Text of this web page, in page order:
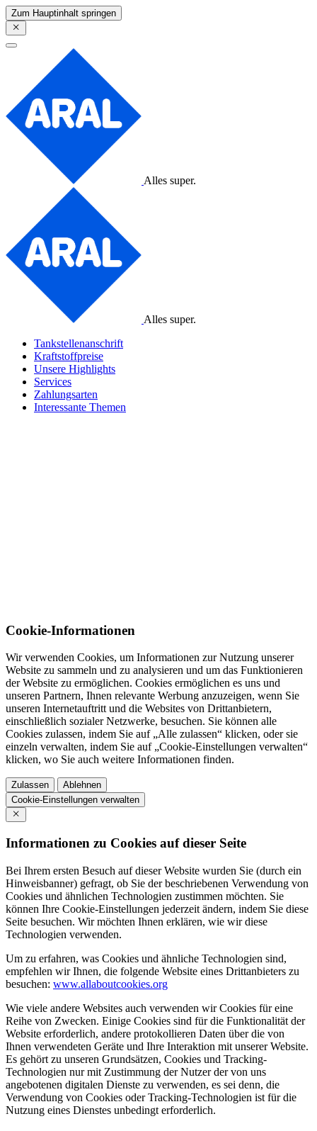
Zum Hauptinhalt springen
Alles super.
Alles super.
Tankstellenanschrift
Kraftstoffpreise
Unsere Highlights
Services
Zahlungsarten
Interessante Themen
Cookie-Informationen
Wir verwenden Cookies, um Informationen zur Nutzung unserer
Website zu sammeln und zu analysieren und um das Funktionieren
der Website zu ermöglichen. Cookies ermöglichen es uns und
unseren Partnern, Ihnen relevante Werbung anzuzeigen, wenn Sie
unseren Internetauftritt und die Websites von Drittanbietern,
einschließlich sozialer Netzwerke, besuchen. Sie können alle
Cookies zulassen, indem Sie auf „Alle zulassen“ klicken, oder sie
einzeln verwalten, indem Sie auf „Cookie-Einstellungen verwalten“
klicken, wo Sie auch weitere Informationen finden.
Zulassen
Ablehnen
Cookie-Einstellungen verwalten
Informationen zu Cookies auf dieser Seite
Bei Ihrem ersten Besuch auf dieser Website wurden Sie (durch ein
Hinweisbanner) gefragt, ob Sie der beschriebenen Verwendung von
Cookies und ähnlichen Technologien zustimmen möchten. Sie
können Ihre Cookie-Einstellungen jederzeit ändern, indem Sie diese
Seite besuchen. Wir möchten Ihnen erklären, wie wir diese
Technologien verwenden.
Um zu erfahren, was Cookies und ähnliche Technologien sind,
empfehlen wir Ihnen, die folgende Website eines Drittanbieters zu
besuchen: www.allaboutcookies.org
Wie viele andere Websites auch verwenden wir Cookies für eine
Reihe von Zwecken. Einige Cookies sind für die Funktionalität der
Website erforderlich, andere protokollieren Daten über die von
Ihnen verwendeten Geräte und Ihre Interaktion mit unserer Website.
Es gehört zu unseren Grundsätzen, Cookies und Tracking-
Technologien nur mit Zustimmung der Nutzer der von uns
angebotenen digitalen Dienste zu verwenden, es sei denn, die
Verwendung von Cookies oder Tracking-Technologien ist für die
Nutzung eines Dienstes unbedingt erforderlich.